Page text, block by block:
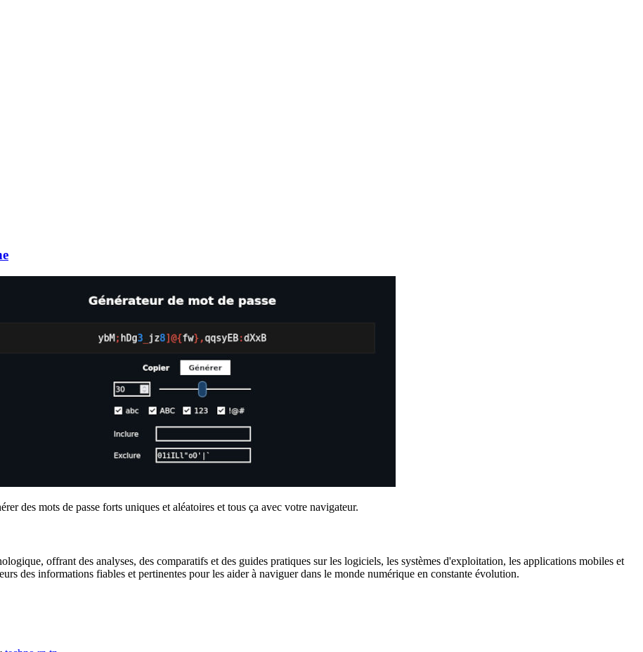
des mots de passe forts uniques et aléatoires et tous ça avec votre navigateur.
offrant des analyses, des comparatifs et des guides pratiques sur les logiciels, les systèmes d'exploitation, les applications mobiles et
des informations fiables et pertinentes pour les aider à naviguer dans le monde numérique en constante évolution.